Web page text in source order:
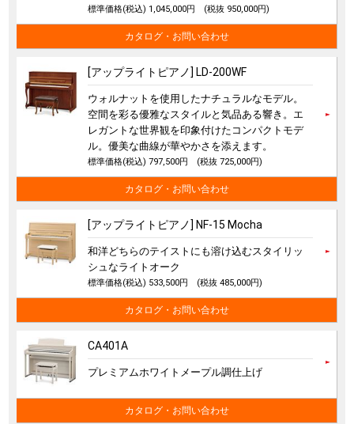
標準価格(税込) 1,045,000円 (税抜 950,000円)
カタログ・お問い合わせ
[アップライトピアノ] LD-200WF
ウォルナットを使用したナチュラルなモデル。
空間を彩る優雅なスタイルと気品ある響き。エ
レガントな世界観を印象付けたコンパクトモデ
ル。優美な曲線が華やかさを添えます。
標準価格(税込) 797,500円 (税抜 725,000円)
カタログ・お問い合わせ
[アップライトピアノ] NF-15 Mocha
和洋どちらのテイストにも溶け込むスタイリッ
シュなライトオーク
標準価格(税込) 533,500円 (税抜 485,000円)
カタログ・お問い合わせ
CA401A
プレミアムホワイトメープル調仕上げ
カタログ・お問い合わせ